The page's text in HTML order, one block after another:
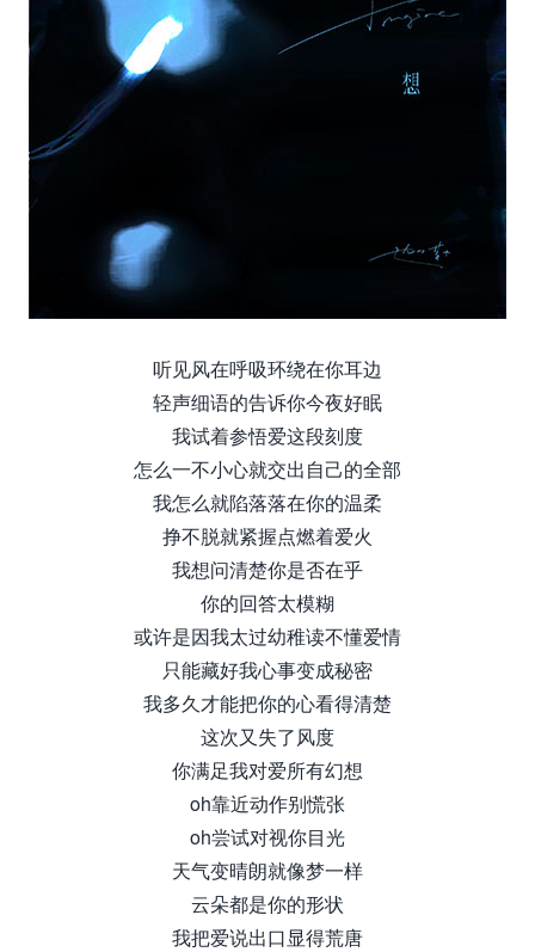
听见风在呼吸环绕在你耳边
轻声细语的告诉你今夜好眠
我试着参悟爱这段刻度
怎么一不小心就交出自己的全部
我怎么就陷落落在你的温柔
挣不脱就紧握点燃着爱火
我想问清楚你是否在乎
你的回答太模糊
或许是因我太过幼稚读不懂爱情
只能藏好我心事变成秘密
我多久才能把你的心看得清楚
这次又失了风度
你满足我对爱所有幻想
oh靠近动作别慌张
oh尝试对视你目光
天气变晴朗就像梦一样
云朵都是你的形状
我把爱说出口显得荒唐